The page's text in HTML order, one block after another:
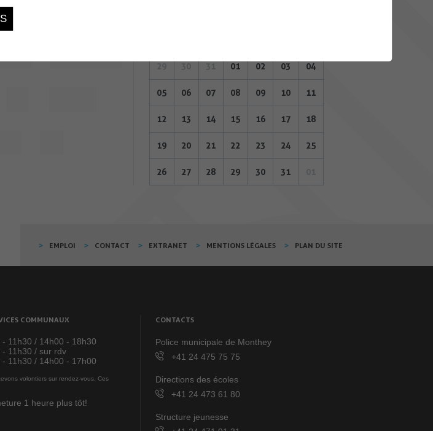
01 02 03 04
05 06 07 08 09 10 11
12 13 14 15 16 17 18
19 20 21 22 23 24 25
26 27 28 29 30 31
EMPLOI CONTACT EXTRANET MENTIONS LÉGALES PLAN DU SITE
COMMUNAUX
- 11h30 / 14h00 - 18h30
- 11h30 / sur rdv
- 11h30 / 14h00 - 17h00
volontiers sur rendez-vous. Ces
1 heure plus tôt!
CONTACTS
Police municipale de Monthey
+41 24 475 75 75
Directions des écoles
+41 24 473 61 80
Structure jeunesse